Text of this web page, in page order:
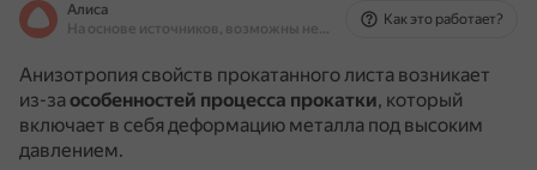
Алиса
На основе источников, возможны неточности
Как это работает?
Анизотропия свойств прокатанного листа возникает
из-заособенностей процесса прокатки, который
включает в себя деформацию металла под высоким
давлением.